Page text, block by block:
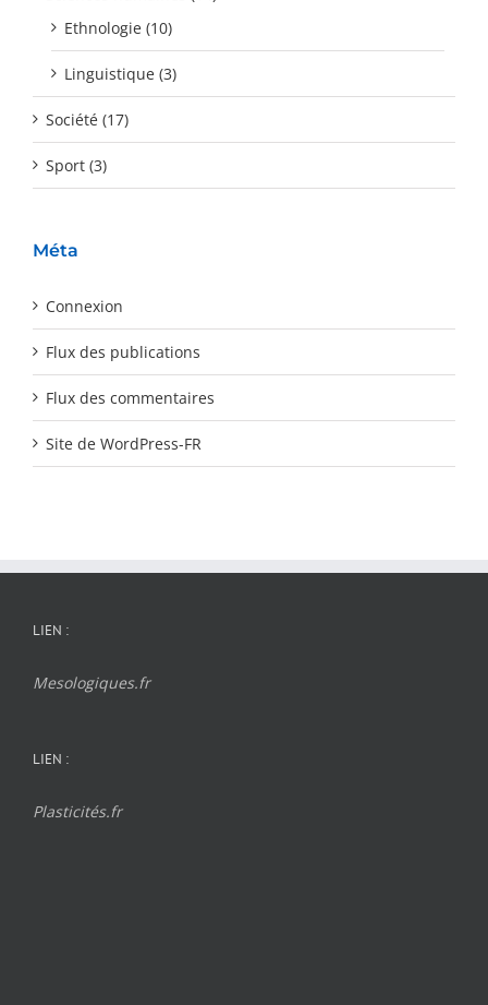
Ethnologie (10)
Linguistique (3)
Société (17)
Sport (3)
Méta
Connexion
Flux des publications
Flux des commentaires
Site de WordPress-FR
LIEN :
Mesologiques.fr
LIEN :
Plasticités.fr